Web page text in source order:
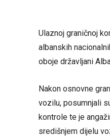
Ulaznoj graničnoj
albanskih
oboje državljani
Nakon osnovne
vozilu, posumnjali
kontrole te je
središnjem dijelu